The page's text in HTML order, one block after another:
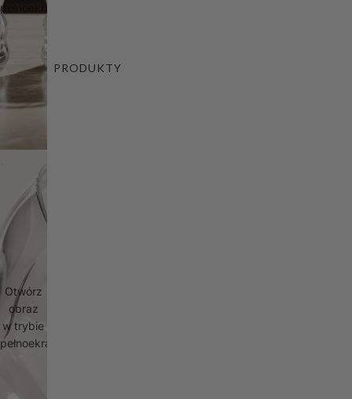
PRODUKTY
pełnoekranowym
Otwórz
obraz
w trybie
pełnoekranowym